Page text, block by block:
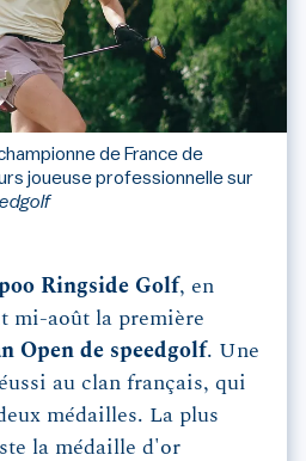
de France de
joueuse professionnelle sur
Ringside Golf, en
mi-août la première
Open de speedgolf. Une
au clan français, qui
médailles. La plus
la médaille d'or